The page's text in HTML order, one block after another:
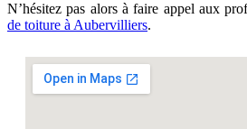
N’hésitez pas alors à faire appel aux
de toiture à Aubervilliers.